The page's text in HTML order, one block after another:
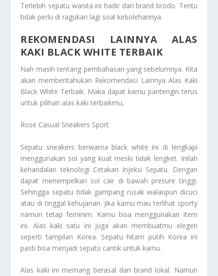
Terlebih sepatu wanita ini hadir dari brand brodo. Tentu
tidak perlu di ragukan lagi soal kebolehannya.
REKOMENDASI LAINNYA ALAS
KAKI BLACK WHITE TERBAIK
Nah masih tentang pembahasan yang sebelumnya. Kita
akan memberitahukan Rekomendasi Lainnya Alas Kaki
Black White Terbaik. Maka dapat kamu pantengin terus
untuk pilihan alas kaki terbaikmu,
Rose Casual Sneakers Sport
Sepatu sneakers berwarna black white ini di lengkapi
menggunakan sol yang kuat meski tidak lengket. Inilah
kehandalan teknologi Cetakan Injeksi Sepatu. Dengan
dapat menempelkan sol cair di bawah presure tinggi.
Sehingga sepatu tidak gampang rusak walaupun dicuci
atau di tinggal kehujanan. Jika kamu mau terlihat sporty
namun tetap feminim. Kamu bisa menggunakan item
ini. Alas kaki satu ini juga akan membuatmu elegen
seperti tampilan Korea. Sepatu hitam putih Korea ini
pasti bisa menjadi sepatu cantik untuk kamu.
Alas kaki ini memang berasal dari brand lokal. Namun